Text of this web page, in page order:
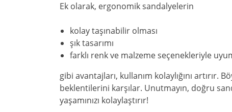
Ek olarak, ergonomik sandalyelerin
kolay taşınabilir olması
şık tasarımı
farklı renk ve malzeme seçenekleriyle
gibi avantajları, kullanım kolaylığını artırır.
beklentilerini karşılar. Unutmayın, doğru
yaşamınızı kolaylaştırır!